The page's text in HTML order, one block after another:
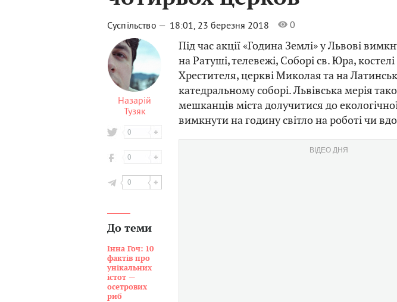
Суспільство — 18:01, 23 березня 2018 0
Назарій
Тузяк
0
0
0
До теми
Інна Гоч: 10
фактів про
унікальних
істот —
осетрових
риб
Під час акції «Година Землі» у Львові
на Ратуші, телевежі, Соборі св. Юра, костелі
Хрестителя, церкві Миколая та на
катедральному соборі. Львівська мерія
мешканців міста долучитися до екологічної
вимкнути на годину світло на роботі чи
ВІДЕО ДНЯ